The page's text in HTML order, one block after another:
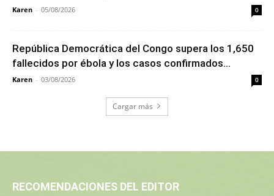
Karen - 05/08/2026 0
República Democrática del Congo supera los 1,650
fallecidos por ébola y los casos confirmados...
Karen - 03/08/2026 0
Cargar más
RECOMENDACIONES DEL EDITOR